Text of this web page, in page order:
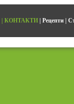
| КОНТАКТИ | Рецепти |